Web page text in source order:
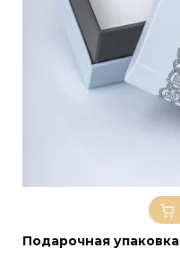
Подарочная упаковка